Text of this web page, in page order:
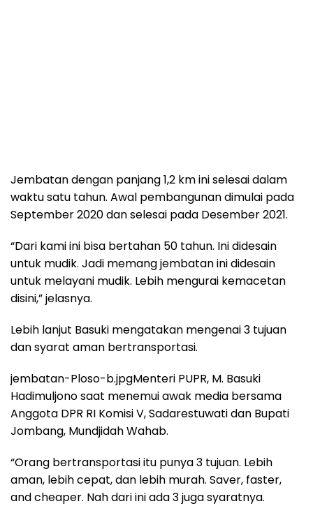
Jembatan dengan panjang 1,2 km ini selesai dalam
waktu satu tahun. Awal pembangunan dimulai pada
September 2020 dan selesai pada Desember 2021.
“Dari kami ini bisa bertahan 50 tahun. Ini didesain
untuk mudik. Jadi memang jembatan ini didesain
untuk melayani mudik. Lebih mengurai kemacetan
disini,” jelasnya.
Lebih lanjut Basuki mengatakan mengenai 3 tujuan
dan syarat aman bertransportasi.
jembatan-Ploso-b.jpgMenteri PUPR, M. Basuki
Hadimuljono saat menemui awak media bersama
Anggota DPR RI Komisi V, Sadarestuwati dan Bupati
Jombang, Mundjidah Wahab.
“Orang bertransportasi itu punya 3 tujuan. Lebih
aman, lebih cepat, dan lebih murah. Saver, faster,
and cheaper. Nah dari ini ada 3 juga syaratnya.